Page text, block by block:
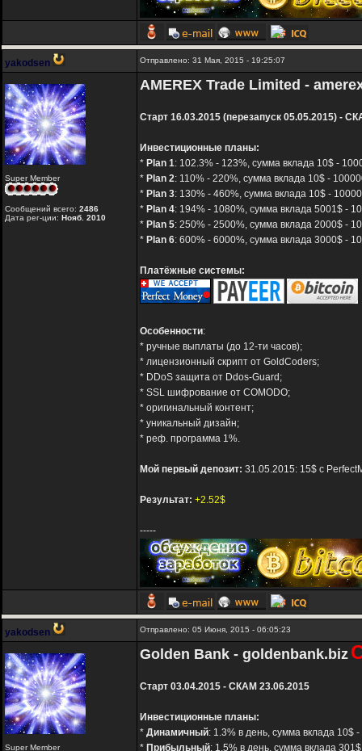
yakodsen Отправлено: 31 Мая, 2015 - 19:25:07
Super Member
Сообщений всего: 2486
Дата рег-ции: Нояб. 2010
AMEREX Trade Limited -
Старт 16.03.2015 (перезапуск 05.05.2015) -
Инвестиционные планы:
* Plan 1: 102.3% - 123%, сумма вклада 10$ -
* Plan 2: 110% - 220%, сумма вклада 10$ -
* Plan 3: 130% - 460%, сумма вклада 10$ -
* Plan 4: 194% - 1080%, сумма вклада 5001$ -
* Plan 5: 250% - 2500%, сумма вклада 2000$ -
* Plan 6: 600% - 6000%, сумма вклада 3000$ -
Платёжные системы:
Особенности:
* ручные выплаты (до 12-ти часов);
* лицензионный скрипт от GoldCoders;
* DDoS защита от Ddos-Guard;
* SSL шифрование от COMODO;
* оригинальный контент;
* уникальный дизайн;
* реф. программа 1%.
Мой первый депозит: 31.05.2015: 15$ с
Результат: +2.52$
-----
yakodsen Отправлено: 05 Июня, 2015 - 06:05:23
Super Member
Golden Bank - goldenbank.biz
Старт 03.04.2015 - СКАМ 23.06.2015
Инвестиционные планы:
* Динамичный: 1.3% в день, сумма вклада 10$
* Прибыльный: 1.5% в день, сумма вклада